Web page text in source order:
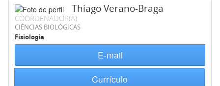
Thiago Verano-Braga
COORDENADOR(A)
CIÊNCIAS BIOLÓGICAS
Fisiologia
E-mail
Currículo